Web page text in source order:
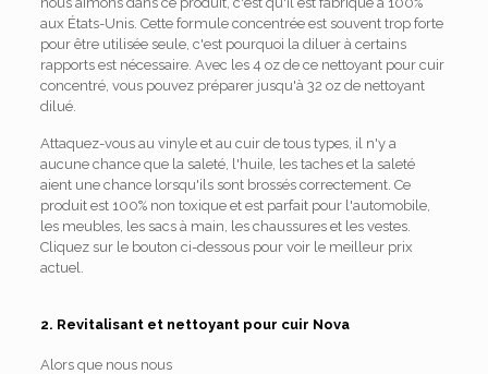
aux États-Unis. Cette formule concentrée est souvent trop forte
pour être utilisée seule, c'est pourquoi la diluer à certains
rapports est nécessaire. Avec les 4 oz de ce nettoyant pour cuir
concentré, vous pouvez préparer jusqu'à 32 oz de nettoyant
dilué.
Attaquez-vous au vinyle et au cuir de tous types, il n'y a
aucune chance que la saleté, l'huile, les taches et la saleté
aient une chance lorsqu'ils sont brossés correctement. Ce
produit est 100% non toxique et est parfait pour l'automobile,
les meubles, les sacs à main, les chaussures et les vestes.
Cliquez sur le bouton ci-dessous pour voir le meilleur prix
actuel.
2. Revitalisant et nettoyant pour cuir Nova
Alors que nous nous